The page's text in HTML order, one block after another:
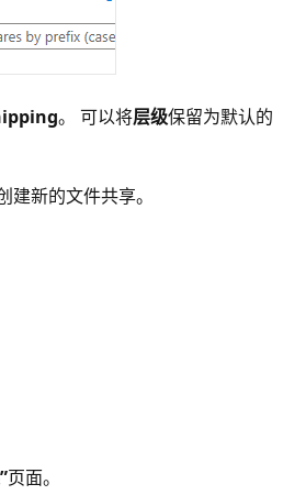
。 可以将层级保留为默认的
建新的文件共享。
页面。